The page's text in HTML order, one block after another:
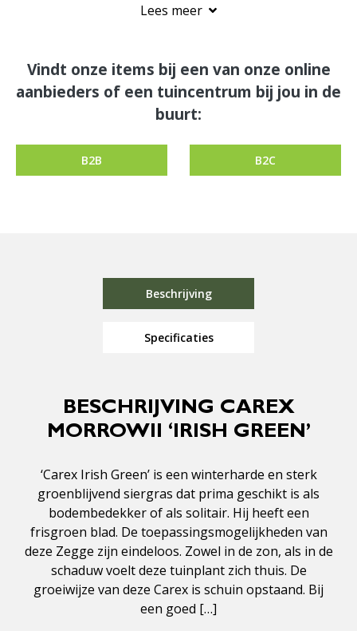
Lees meer
Vindt onze items bij een van onze online
aanbieders of een tuincentrum bij jou in de
buurt:
B2B B2C
Beschrijving
Specificaties
BESCHRIJVING CAREX
MORROWII ‘IRISH GREEN’
‘Carex Irish Green’ is een winterharde en sterk
groenblijvend siergras dat prima geschikt is als
bodembedekker of als solitair. Hij heeft een
frisgroen blad. De toepassingsmogelijkheden van
deze Zegge zijn eindeloos. Zowel in de zon, als in de
schaduw voelt deze tuinplant zich thuis. De
groeiwijze van deze Carex is schuin opstaand. Bij
een goed […]